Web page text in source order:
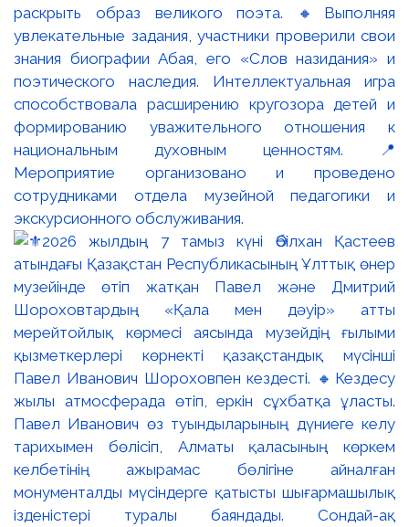
раскрыть образ великого поэта. 🔸Выполняя
увлекательные задания, участники проверили свои
знания биографии Абая, его «Слов назидания» и
поэтического наследия. Интеллектуальная игра
способствовала расширению кругозора детей и
формированию уважительного отношения к
национальным духовным ценностям. 📍
Мероприятие организовано и проведено
сотрудниками отдела музейной педагогики и
экскурсионного обслуживания.